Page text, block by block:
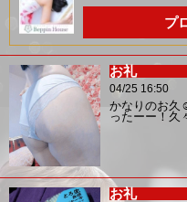
プ
お礼
04/25 16:50
かなりのお久
ったーー！久
お礼